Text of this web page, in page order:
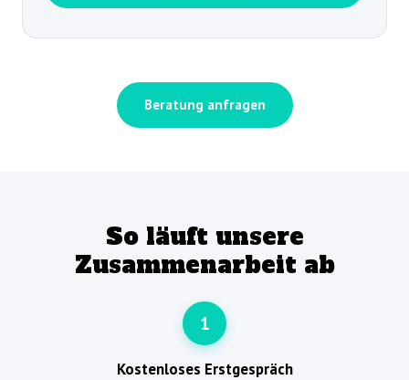
Beratung anfragen
So läuft unsere
Zusammenarbeit ab
1
Kostenloses Erstgespräch